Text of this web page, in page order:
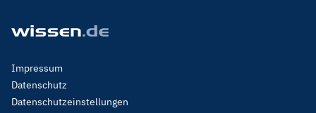
Footer
Menu
Legal
Impressum
Datenschutz
Datenschutzeinstellungen